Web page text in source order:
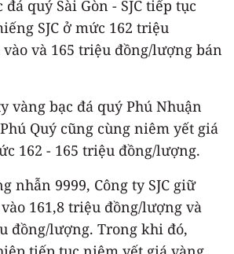
quý Sài Gòn - SJC tiếp tục
SJC ở mức 162 triệu
và 165 triệu đồng/lượng bán
vàng bạc đá quý Phú Nhuận
Quý cũng cùng niêm yết giá
162 - 165 triệu đồng/lượng.
nhẫn 9999, Công ty SJC giữ
161,8 triệu đồng/lượng và
đồng/lượng. Trong khi đó,